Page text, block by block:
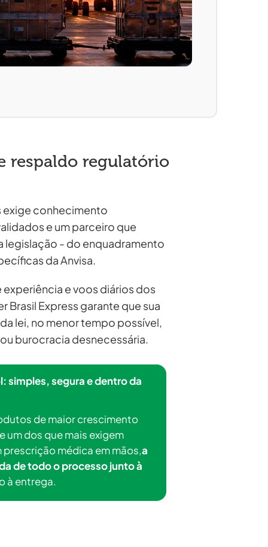
respaldo regulatório
conhecimento
e um parceiro que
legislação - do enquadramento
da Anvisa.
e voos diários dos
Brasil Express garante que sua
lei, no menor tempo possível,
burocracia desnecessária.
simples, segura e dentro da
de maior crescimento
um dos que mais exigem
médica em mãos,a
de todo o processo junto à
à entrega.